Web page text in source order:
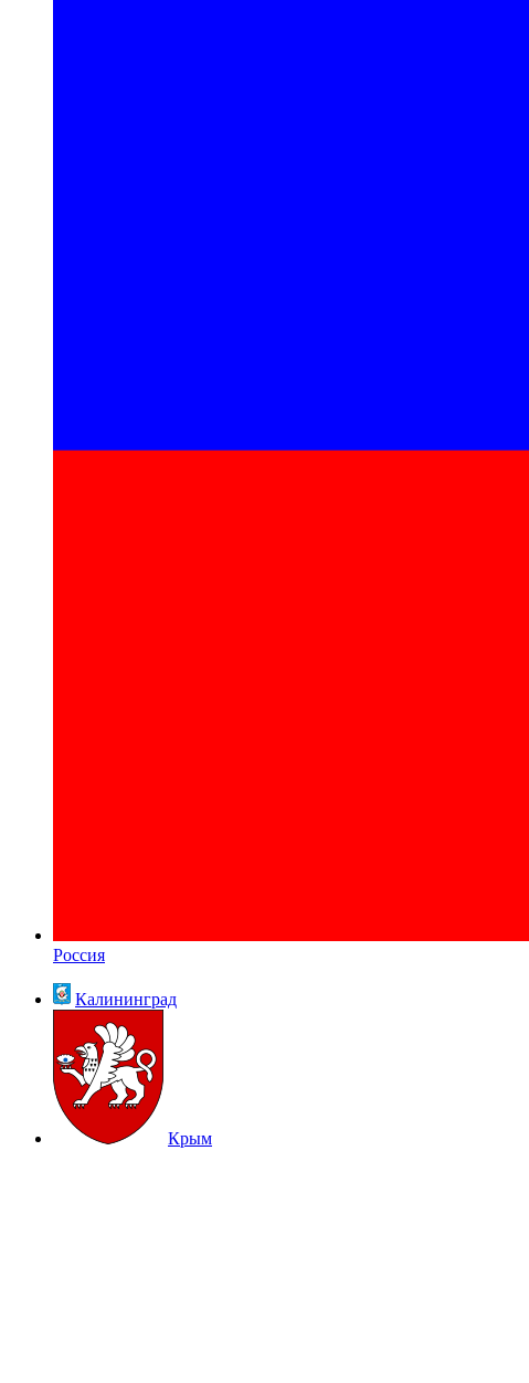
Россия
Калининград
Крым